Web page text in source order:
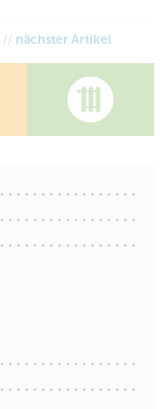
// nächster Artikel